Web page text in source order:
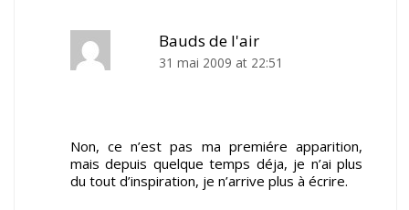
Bauds de l'air
31 mai 2009 at 22:51
Non, ce n’est pas ma premiére apparition,
mais depuis quelque temps déja, je n’ai plus
du tout d’inspiration, je n’arrive plus à écrire.